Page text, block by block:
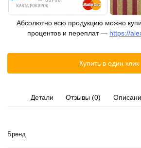
Абсолютно всю продукцию можно
процентов и переплат — https://
Купить в один клик
Детали Отзывы (0)
Бренд